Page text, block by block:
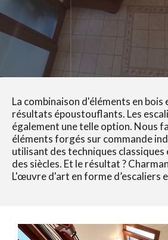
La combinaison d'éléments en bois
résultats époustouflants. Les
également une telle option. Nous
éléments forgés sur commande
utilisant des techniques classiques
des siècles. Et le résultat ?
L'œuvre d'art en forme d’escaliers